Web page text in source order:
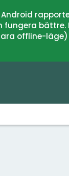
offline-